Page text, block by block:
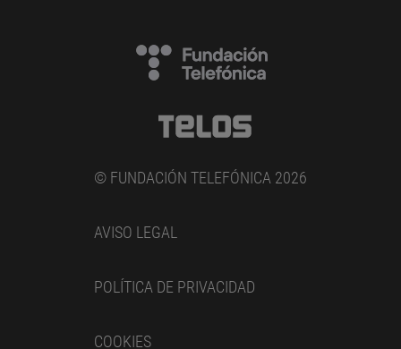
© FUNDACIÓN TELEFÓNICA 2026
AVISO LEGAL
POLÍTICA DE PRIVACIDAD
COOKIES